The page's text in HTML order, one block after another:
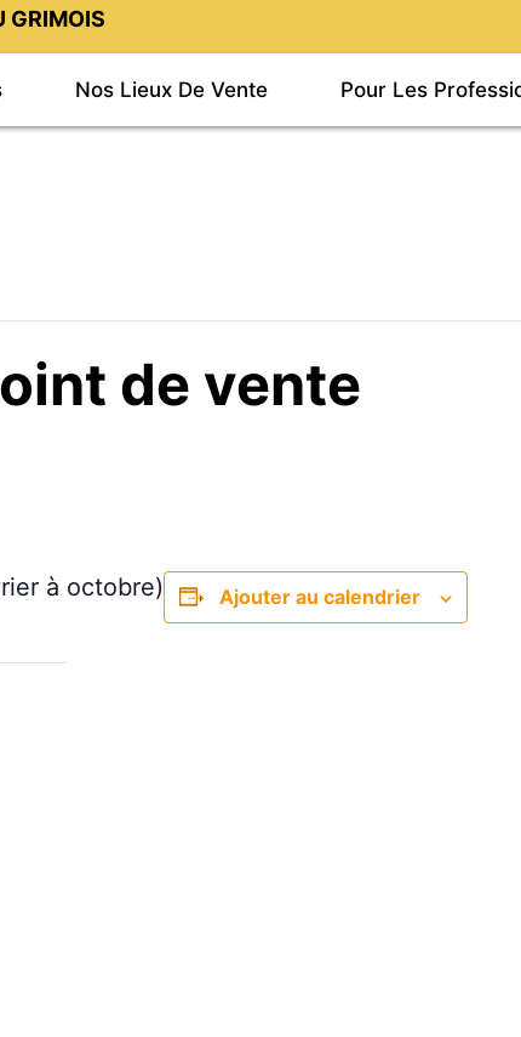
GRIMOIS
Nos Lieux De Vente Pour Les
de vente
à octobre)
Ajouter au calendrier